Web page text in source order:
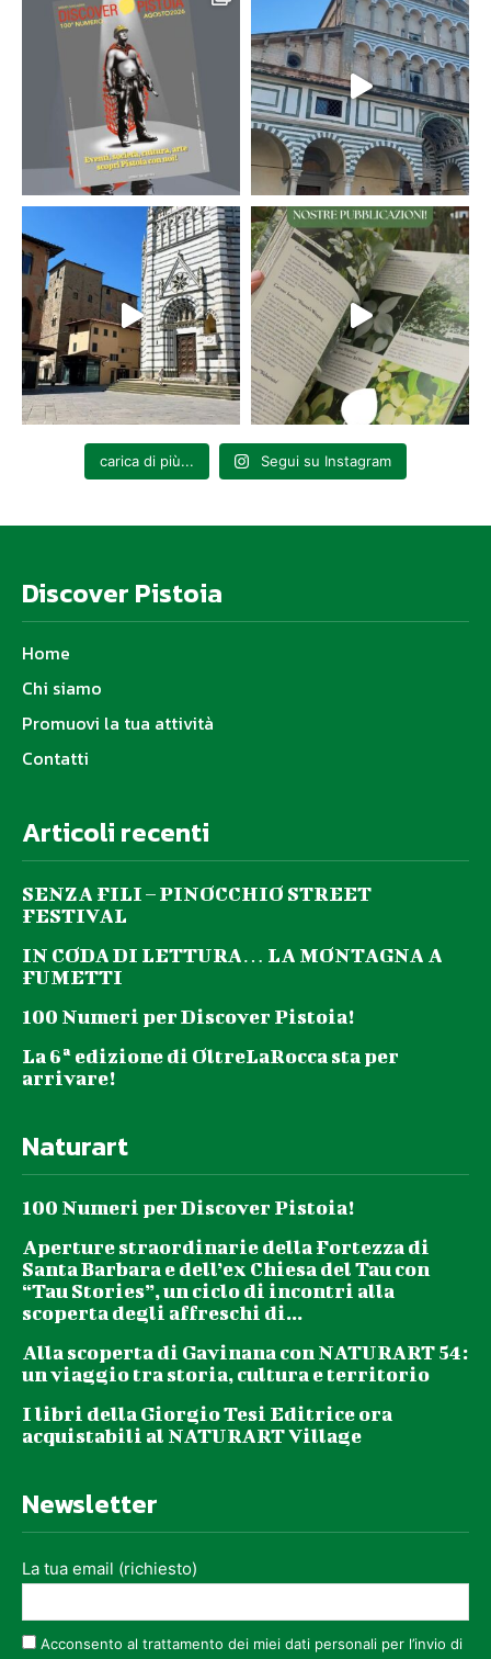
carica di più... Segui su Instagram
Discover Pistoia
Home
Chi siamo
Promuovi la tua attività
Contatti
Articoli recenti
SENZA FILI – PINOCCHIO STREET
FESTIVAL
IN CODA DI LETTURA… LA MONTAGNA A
FUMETTI
100 Numeri per Discover Pistoia!
La 6ª edizione di OltreLaRocca sta per
arrivare!
Naturart
100 Numeri per Discover Pistoia!
Aperture straordinarie della Fortezza di
Santa Barbara e dell’ex Chiesa del Tau con
“Tau Stories”, un ciclo di incontri alla
scoperta degli affreschi di...
Alla scoperta di Gavinana con NATURART 54:
un viaggio tra storia, cultura e territorio
I libri della Giorgio Tesi Editrice ora
acquistabili al NATURART Village
Newsletter
La tua email (richiesto)
Acconsento al trattamento dei miei dati personali per l’invio di